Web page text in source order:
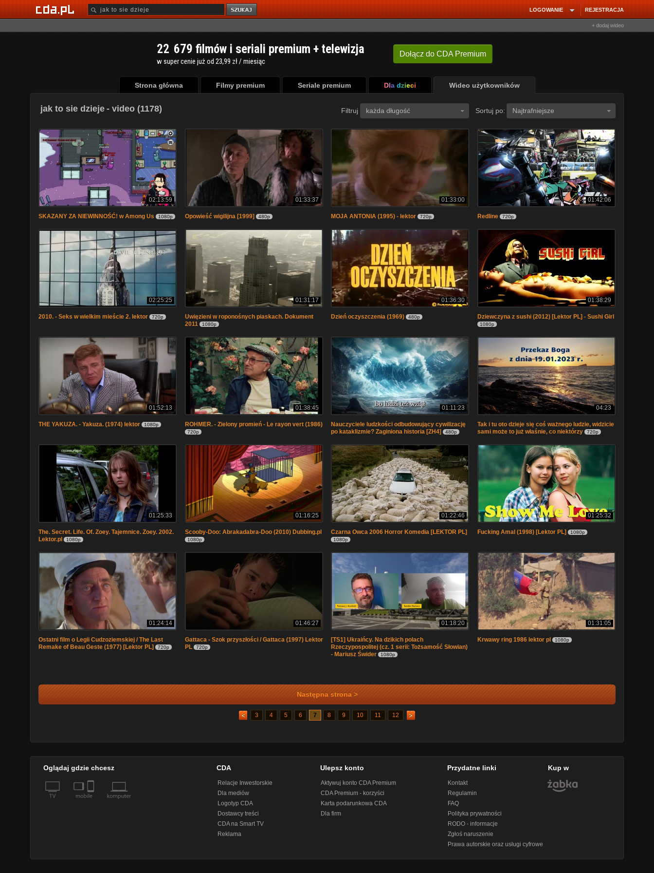
REJESTRACJA
LOGOWANIE
+ dodaj wideo
Dołącz do CDA Premium
22 679 filmów i seriali premium + telewizja
w super cenie już od 23,99 zł / miesiąc
Strona główna Filmy premium Seriale premium Dla dzieci Wideo użytkowników
jak to sie dzieje - video (1178) Filtruj każda długość Sortuj po: Najtrafniejsze
02:13:59
SKAZANY ZA NIEWINNOŚĆ! w Among Us 1080p
01:33:37
Opowieść wigilijna [1999] 480p
01:33:00
MOJA ANTONIA (1995) - lektor 720p
01:42:06
Redline 720p
02:25:25
2010. - Seks w wielkim mieście 2. lektor 720p
01:31:17
Uwięzieni w roponośnych piaskach. Dokument
2011
1080p
01:36:30
Dzień oczyszczenia (1969) 480p
01:38:29
Dziewczyna z sushi (2012) [Lektor PL] - Sushi Girl
1080p
01:52:13
THE YAKUZA. - Yakuza. (1974) lektor 1080p
01:38:45
ROHMER. - Zielony promień - Le rayon vert (1986)
720p
01:11:23
Nauczyciele ludzkości odbudowujący cywilizację
po kataklizmie? Zaginiona historia [ZH4]
480p
04:23
Tak i tu oto dzieje się coś ważnego ludzie, widzicie
sami może to już właśnie, co niektórzy
720p
01:25:33
The. Secret. Life. Of. Zoey. Tajemnice. Zoey. 2002.
Lektor.pl
1080p
01:16:25
Scooby-Doo: Abrakadabra-Doo (2010) Dubbing.pl
1080p
01:22:46
Czarna Owca 2006 Horror Komedia [LEKTOR PL]
1080p
01:25:32
Fucking Amal (1998) [Lektor PL] 1080p
01:24:14
Ostatni film o Legii Cudzoziemskiej / The Last
Remake of Beau Geste (1977) [Lektor PL]
720p
01:46:27
Gattaca - Szok przyszłości / Gattaca (1997) Lektor
PL
720p
01:18:20
[TS1] Ukraińcy. Na dzikich polach
Rzeczypospolitej (cz. 1 serii: Tożsamość Słowian)
- Mariusz Świder
1080p
01:31:05
Krwawy ring 1986 lektor pl 1080p
Następna strona >
3 4 5 6 7 8 9 10 11 12
Oglądaj gdzie chcesz CDA
Relacje Inwestorskie
Dla mediów
Logotyp CDA
Dostawcy treści
CDA na Smart TV
Reklama
Ulepsz konto
Aktywuj konto CDA Premium
CDA Premium - korzyści
Karta podarunkowa CDA
Dla firm
Przydatne linki
Kontakt
Regulamin
FAQ
Polityka prywatności
RODO - informacje
Zgłoś naruszenie
Prawa autorskie oraz usługi cyfrowe
Kup w